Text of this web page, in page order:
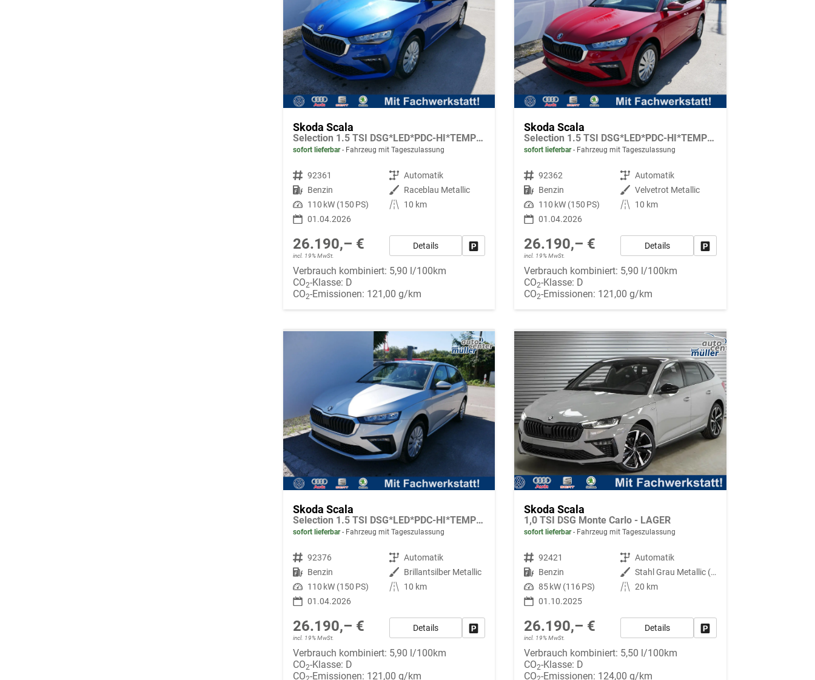
Skoda Scala
Selection 1.5 TSI DSG*LED*PDC-HI*TEMPOMAT*SMARTLINK*SHZ*KLIMA*RADIO
sofort lieferbar Fahrzeug mit Tageszulassung
Fahrzeugnr. 92361 Getriebe Automatik
Kraftstoff Benzin Außenfarbe Raceblau Metallic
Leistung 110 kW (150 PS) Kilometerstand
10 km
01.04.2026
26.190,– €
incl. 19% MwSt.
Details Fahrzeug parken
Verbrauch kombiniert: 5,90 l/100km
CO2-Klasse: D
CO2-Emissionen: 121,00 g/km
Skoda Scala
Selection 1.5 TSI DSG*LED*PDC-HI*TEMPOMAT*SMARTLINK*SHZ*KLIMA*RADIO
sofort lieferbar Fahrzeug mit Tageszulassung
Fahrzeugnr. 92362 Getriebe Automatik
Kraftstoff Benzin Außenfarbe Velvetrot Metallic
Leistung 110 kW (150 PS) Kilometerstand
10 km
01.04.2026
26.190,– €
incl. 19% MwSt.
Details
Verbrauch kombiniert: 5,90 l/100km
CO2-Klasse: D
CO2-Emissionen: 121,00 g/km
Skoda Scala
Selection 1.5 TSI DSG*LED*PDC-HI*TEMPOMAT*SMARTLINK*SHZ*KLIMA*RADIO
sofort lieferbar Fahrzeug mit Tageszulassung
Fahrzeugnr. 92376 Getriebe Automatik
Kraftstoff Benzin Außenfarbe Brillantsilber Metallic
Leistung 110 kW (150 PS) Kilometerstand
10 km
01.04.2026
26.190,– €
incl. 19% MwSt.
Details Fahrzeug parken
Verbrauch kombiniert: 5,90 l/100km
CO2-Klasse: D
CO -Emissionen: 121,00 g/km
Skoda Scala
1,0 TSI DSG Monte Carlo - LAGER
sofort lieferbar Fahrzeug mit Tageszulassung
Fahrzeugnr. 92421 Getriebe Automatik
Kraftstoff Benzin Außenfarbe
Stahl Grau Metallic (M3)
Leistung 85 kW (116 PS) Kilometerstand 20 km
01.10.2025
26.190,– €
incl. 19% MwSt.
Details
Verbrauch kombiniert: 5,50 l/100km
CO2-Klasse: D
CO -Emissionen: 124,00 g/km